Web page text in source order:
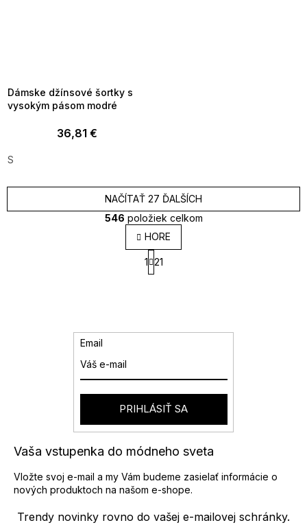
Dámske džínsové šortky s
vysokým pásom modré
36,81 €
S
O
v
l
á
v
k
y
ý
i
u
NAČÍTAŤ 27 ĎALŠÍCH
S
t
r
v
e
1 21
546 položiek celkom
HORE
Trendy novinky rovno do vašej e-mailovej schránky.
Vaša vstupenka do módneho sveta
Vložte svoj e-mail a my Vám budeme zasielať informácie o
nových produktoch na našom e-shope.
Email
PRIHLÁSIŤ SA